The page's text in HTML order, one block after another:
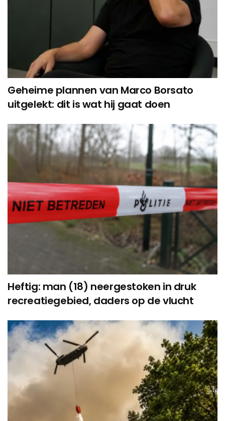
Geheime plannen van Marco Borsato
uitgelekt: dit is wat hij gaat doen
Heftig: man (18) neergestoken in druk
recreatiegebied, daders op de vlucht